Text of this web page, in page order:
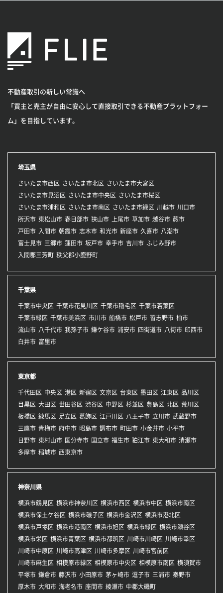
不動産取引の新しい常識へ
「買主と売主が自由に安心して直接取引できる不動産プラットフォー
ム」を目指しています。
埼玉県
さいたま市西区 さいたま市北区
さいたま市大宮区
さいたま市見沼区
さいたま市中央区
さいたま市桜区
さいたま市浦和区
さいたま市南区 さいたま市緑区 川越市 川口市
所沢市 東松山市 春日部市 狭山市 上尾市 草加市 越谷市 蕨市
戸田市 入間市 朝霞市 志木市 和光市 新座市 久喜市 八潮市
富士見市 三郷市 蓮田市 坂戸市 幸手市 吉川市 ふじみ野市
入間郡三芳町 秩父郡小鹿野町
千葉県
千葉市中央区 千葉市花見川区 千葉市稲毛区 千葉市若葉区
千葉市緑区 千葉市美浜区 市川市 船橋市 松戸市 習志野市 柏市
流山市 八千代市 我孫子市 鎌ケ谷市 浦安市 四街道市 八街市 印西市
白井市 富里市
東京都
千代田区 中央区 港区 新宿区 文京区 台東区 墨田区 江東区 品川区
目黒区 大田区 世田谷区 渋谷区 中野区 杉並区 豊島区 北区 荒川区
板橋区 練馬区 足立区 葛飾区 江戸川区 八王子市 立川市 武蔵野市
三鷹市 青梅市 府中市 昭島市 調布市 町田市 小金井市 小平市
日野市 東村山市 国分寺市 国立市 福生市 狛江市 東大和市 清瀬市
多摩市 稲城市 西東京市
神奈川県
横浜市鶴見区 横浜市神奈川区 横浜市西区 横浜市中区 横浜市南区
横浜市保土ケ谷区 横浜市磯子区 横浜市金沢区 横浜市港北区
横浜市戸塚区 横浜市港南区 横浜市旭区 横浜市緑区 横浜市瀬谷区
横浜市栄区 横浜市青葉区 横浜市都筑区 川崎市川崎区 川崎市幸区
川崎市中原区 川崎市高津区 川崎市多摩区 川崎市宮前区
川崎市麻生区 相模原市緑区 相模原市中央区 相模原市南区 横須賀市
平塚市 鎌倉市 藤沢市 小田原市 茅ヶ崎市 逗子市 三浦市 秦野市
厚木市 大和市 海老名市 座間市 綾瀬市 中郡大磯町